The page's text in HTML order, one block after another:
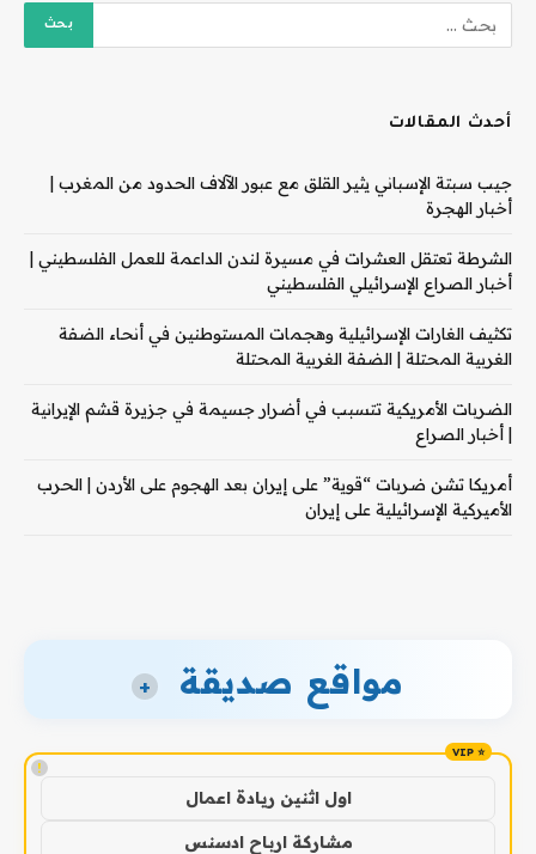
أحدث المقالات
جيب سبتة الإسباني يثير القلق مع عبور الآلاف الحدود من المغرب |
أخبار الهجرة
الشرطة تعتقل العشرات في مسيرة لندن الداعمة للعمل الفلسطيني |
أخبار الصراع الإسرائيلي الفلسطيني
تكثيف الغارات الإسرائيلية وهجمات المستوطنين في أنحاء الضفة
الغربية المحتلة | الضفة الغربية المحتلة
الضربات الأمريكية تتسبب في أضرار جسيمة في جزيرة قشم الإيرانية
| أخبار الصراع
أمريكا تشن ضربات “قوية” على إيران بعد الهجوم على الأردن | الحرب
الأميركية الإسرائيلية على إيران
مواقع صديقة +
!
اول اثنين ريادة اعمال
مشاركة ارباح ادسنس